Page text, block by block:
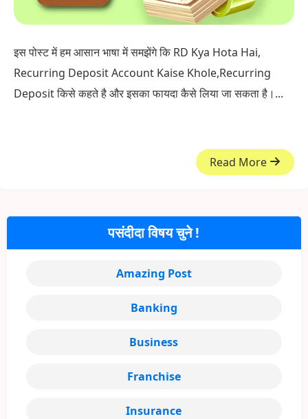
इस पोस्ट में हम आसान भाषा में समझेंगे कि RD Kya Hota Hai,
Recurring Deposit Account Kaise Khole,Recurring
Deposit किसे कहते है और इसका फायदा कैसे लिया जा सकता है।...
Read More
पसंदीदा विषय चुने !
Amazing Post
Banking
Business
Franchise
Insurance